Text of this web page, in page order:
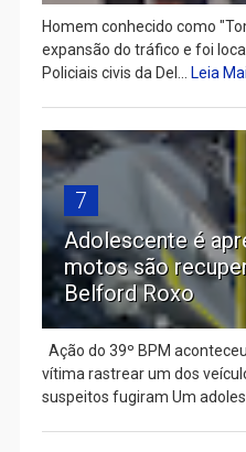
Homem conhecido como
expansão do tráfico e foi
Policiais civis da Del...
Leia
7
Adolescente é
motos são
Belford Roxo
Ação do 39º BPM
vítima rastrear um dos
suspeitos fugiram Um